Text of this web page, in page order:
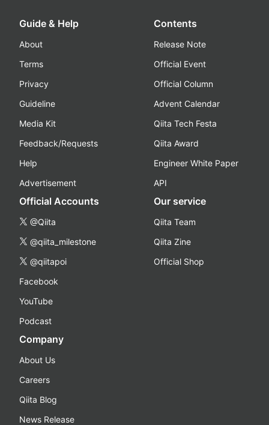
Guide & Help
About
Terms
Privacy
Guideline
Media Kit
Feedback/Requests
Help
Advertisement
Contents
Release Note
Official Event
Official Column
Advent Calendar
Qiita Tech Festa
Qiita Award
Engineer White Paper
API
Official Accounts
@Qiita
@qiita_milestone
@qiitapoi
Facebook
YouTube
Podcast
Our service
Qiita Team
Qiita Zine
Official Shop
Company
About Us
Careers
Qiita Blog
News Release